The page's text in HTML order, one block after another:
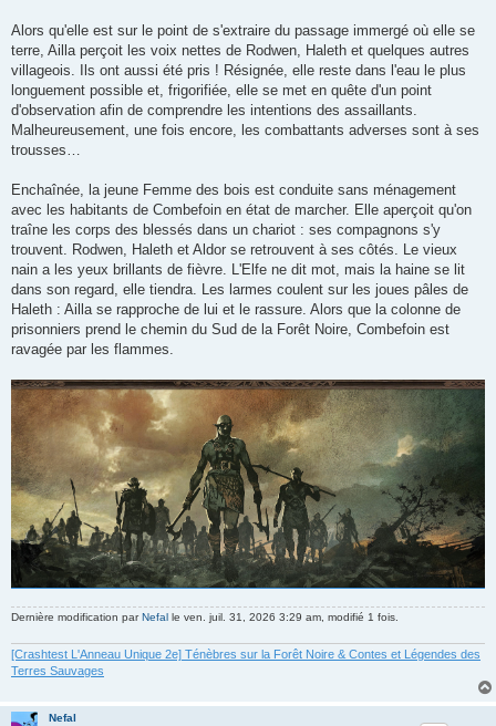
Alors qu'elle est sur le point de s'extraire du passage immergé où elle se
terre, Ailla perçoit les voix nettes de Rodwen, Haleth et quelques autres
villageois. Ils ont aussi été pris ! Résignée, elle reste dans l'eau le plus
longuement possible et, frigorifiée, elle se met en quête d'un point
d'observation afin de comprendre les intentions des assaillants.
Malheureusement, une fois encore, les combattants adverses sont à ses
trousses…
Enchaînée, la jeune Femme des bois est conduite sans ménagement
avec les habitants de Combefoin en état de marcher. Elle aperçoit qu'on
traîne les corps des blessés dans un chariot : ses compagnons s'y
trouvent. Rodwen, Haleth et Aldor se retrouvent à ses côtés. Le vieux
nain a les yeux brillants de fièvre. L'Elfe ne dit mot, mais la haine se lit
dans son regard, elle tiendra. Les larmes coulent sur les joues pâles de
Haleth : Ailla se rapproche de lui et le rassure. Alors que la colonne de
prisonniers prend le chemin du Sud de la Forêt Noire, Combefoin est
ravagée par les flammes.
Dernière modification par Nefal le ven. juil. 31, 2026 3:29 am, modifié 1 fois.
[Crashtest L'Anneau Unique 2e] Ténèbres sur la Forêt Noire & Contes et Légendes des
Terres Sauvages
Nefal